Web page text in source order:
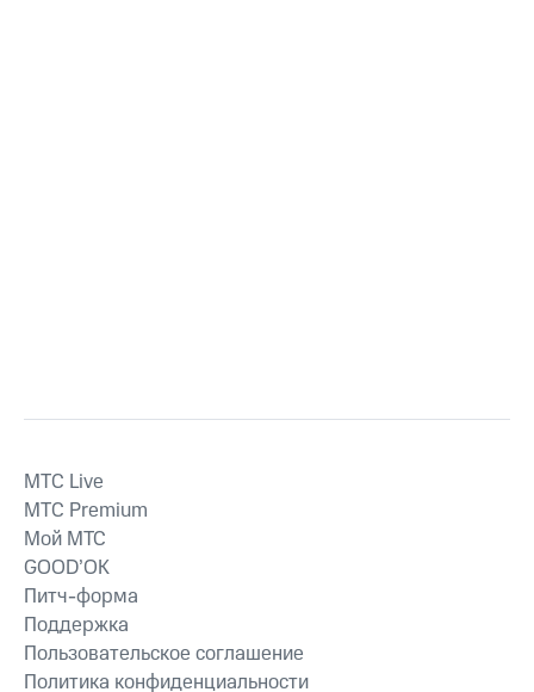
MTС Live
MTС Premium
Мой МТС
GOOD’OK
Питч-форма
Поддержка
Пользовательское соглашение
Политика конфиденциальности